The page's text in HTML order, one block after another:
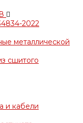
2022
металлической
сшитого
и кабели